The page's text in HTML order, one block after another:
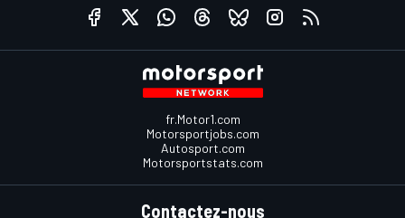
fr.Motor1.com
Motorsportjobs.com
Autosport.com
Motorsportstats.com
Contactez-nous